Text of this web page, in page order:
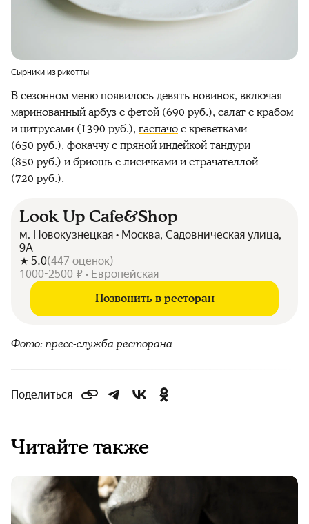
Сырники из рикотты
В сезонном меню появилось девять новинок, включая
маринованный арбуз с фетой (690 руб.), салат с крабом
и цитрусами (1390 руб.), гаспачос креветками
(650 руб.), фокаччу с пряной индейкойтандури
(850 руб.) и бриошь с лисичками и страчателлой
(720 руб.).
Look Up Cafe&Shop
м. Новокузнецкая • Москва, Садовническая улица,
9А
5.0(447 оценок)
1000-2500 ₽ • Европейская
Позвонить в ресторан
Фото: пресс-служба ресторана
Поделиться
Читайте также